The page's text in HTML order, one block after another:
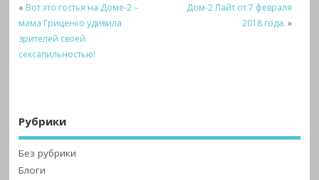
« Вот это гостья на Доме-2 –
мама Гриценко удивила
зрителей своей
сексапильностью!
Дом-2 Лайт от 7 февраля
2018 года. »
Рубрики
Без рубрики
Блоги